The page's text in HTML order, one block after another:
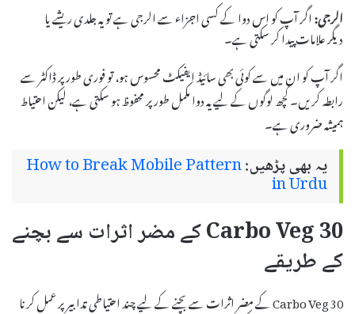
الرجی:اگر آپ کو اس دوا کے کسی اجزاء سے الرجی ہے تو یہ جلدی ریشے یا
دیگر علامات پیدا کر سکتی ہے۔
اگر آپ کو ان میں سے کوئی بھی سائیڈ ایفیکٹ محسوس ہو، تو فوری طور پر ڈاکٹر سے
رابطہ کریں۔ کچھ لوگوں کے لیے یہ دوا مکمل طور پر محفوظ ہو سکتی ہے، لیکن احتیاط
ہمیشہ ضروری ہے۔
یہ بھی پڑھیں:How to Break Mobile Pattern
in Urdu
Carbo Veg 30 کے مضر اثرات سے بچنے
کے طریقے
Carbo Veg 30 کے مضر اثرات سے بچنے کے لیے چند احتیاطی تدابیر پر عمل کرنا